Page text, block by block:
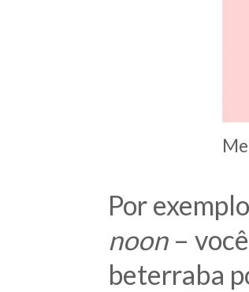
Por
noon–
beterraba